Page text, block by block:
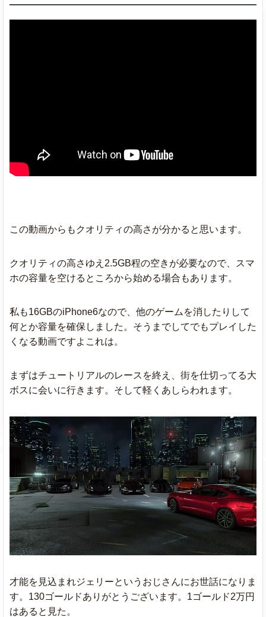
この動画からもクオリティの高さが分かると思います。
クオリティの高さゆえ2.5GB程の空きが必要なので、スマ
ホの容量を空けるところから始める場合もあります。
私も16GBのiPhone6なので、他のゲームを消したりして
何とか容量を確保しました。そうまでしてでもプレイした
くなる動画ですよこれは。
まずはチュートリアルのレースを終え、街を仕切ってる大
ボスに会いに行きます。そして軽くあしらわれます。
才能を見込まれジェリーというおじさんにお世話になりま
す。130ゴールドありがとうございます。1ゴールド2万円
はあると見た。